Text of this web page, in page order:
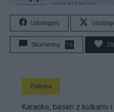
Udostępnij
Skomentuj 16
Polityka
Karaoke, basen z kulkami